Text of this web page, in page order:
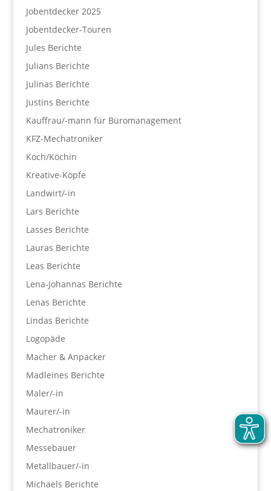
Jobentdecker 2025
Jobentdecker-Touren
Jules Berichte
Julians Berichte
Julinas Berichte
Justins Berichte
Kauffrau/-mann für Büromanagement
KFZ-Mechatroniker
Koch/Köchin
Kreative-Köpfe
Landwirt/-in
Lars Berichte
Lasses Berichte
Lauras Berichte
Leas Berichte
Lena-Johannas Berichte
Lenas Berichte
Lindas Berichte
Logopäde
Macher & Anpacker
Madleines Berichte
Maler/-in
Maurer/-in
Mechatroniker
Messebauer
Metallbauer/-in
Michaels Berichte